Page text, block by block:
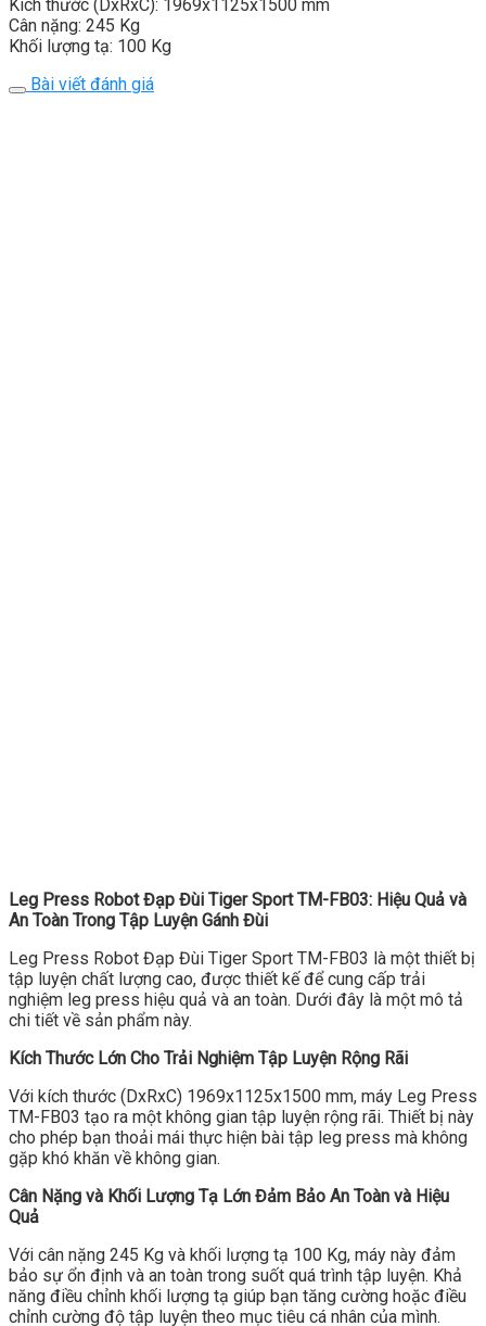
Kích thước (DxRxC): 1969x1125x1500 mm
Cân nặng: 245 Kg
Khối lượng tạ: 100 Kg
Bài viết đánh giá
Leg Press Robot Đạp Đùi Tiger Sport TM-FB03: Hiệu Quả và
An Toàn Trong Tập Luyện Gánh Đùi
Leg Press Robot Đạp Đùi Tiger Sport TM-FB03 là một thiết bị
tập luyện chất lượng cao, được thiết kế để cung cấp trải
nghiệm leg press hiệu quả và an toàn. Dưới đây là một mô tả
chi tiết về sản phẩm này.
Kích Thước Lớn Cho Trải Nghiệm Tập Luyện Rộng Rãi
Với kích thước (DxRxC) 1969x1125x1500 mm, máy Leg Press
TM-FB03 tạo ra một không gian tập luyện rộng rãi. Thiết bị này
cho phép bạn thoải mái thực hiện bài tập leg press mà không
gặp khó khăn về không gian.
Cân Nặng và Khối Lượng Tạ Lớn Đảm Bảo An Toàn và Hiệu
Quả
Với cân nặng 245 Kg và khối lượng tạ 100 Kg, máy này đảm
bảo sự ổn định và an toàn trong suốt quá trình tập luyện. Khả
năng điều chỉnh khối lượng tạ giúp bạn tăng cường hoặc điều
chỉnh cường độ tập luyện theo mục tiêu cá nhân của mình.